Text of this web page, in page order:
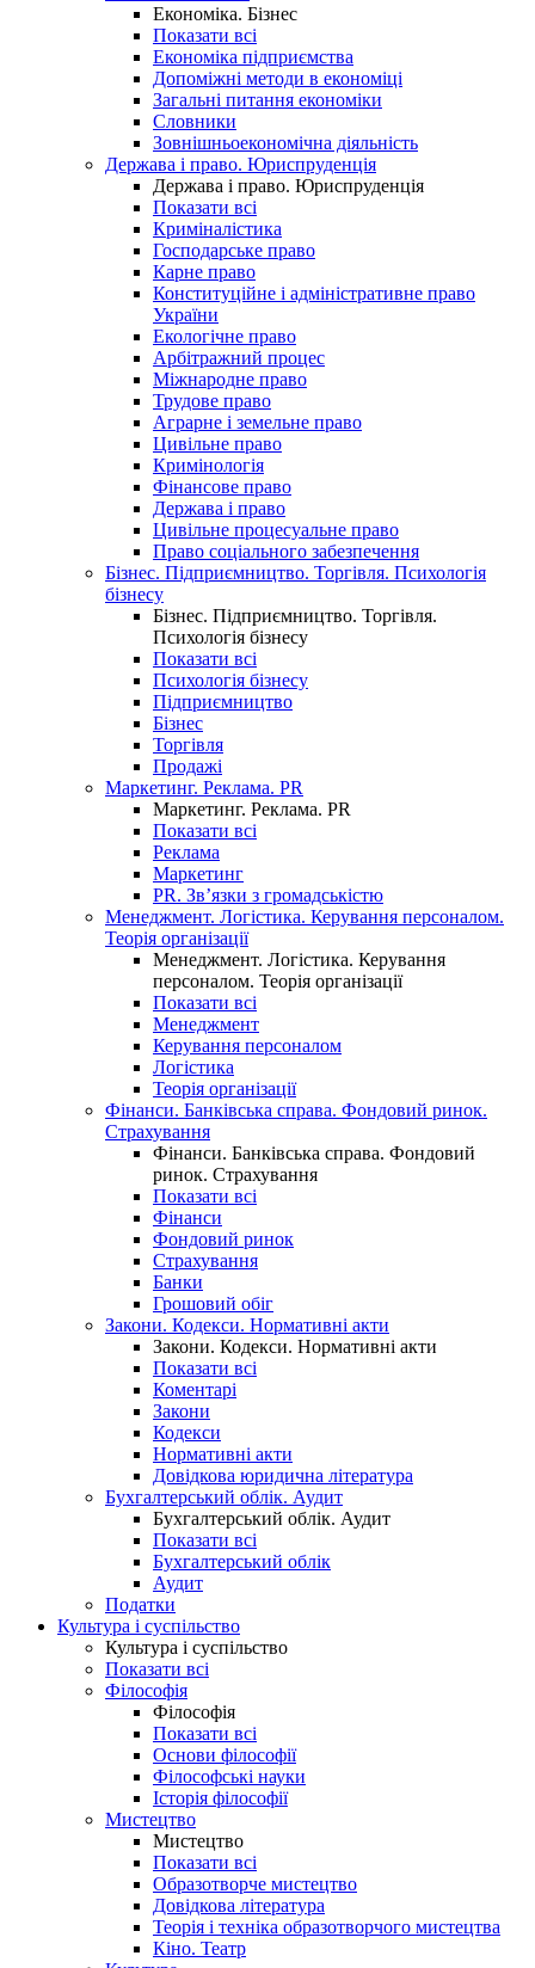
Економіка. Бізнес
Показати всі
Економіка підприємства
Допоміжні методи в економіці
Загальні питання економіки
Словники
Зовнішньоекономічна діяльність
Держава і право. Юриспруденція
Держава і право. Юриспруденція
Показати всі
Криміналістика
Господарське право
Карне право
Конституційне і адміністративне право
України
Екологічне право
Арбітражний процес
Міжнародне право
Трудове право
Аграрне і земельне право
Цивільне право
Кримінологія
Фінансове право
Держава і право
Цивільне процесуальне право
Право соціального забезпечення
Бізнес. Підприємництво. Торгівля. Психологія
бізнесу
Бізнес. Підприємництво. Торгівля.
Психологія бізнесу
Показати всі
Психологія бізнесу
Підприємництво
Бізнес
Торгівля
Продажі
Маркетинг. Реклама. PR
Маркетинг. Реклама. PR
Показати всі
Реклама
Маркетинг
PR. Зв’язки з громадськістю
Менеджмент. Логістика. Керування персоналом.
Теорія організації
Менеджмент. Логістика. Керування
персоналом. Теорія організації
Показати всі
Менеджмент
Керування персоналом
Логістика
Теорія організації
Фінанси. Банківська справа. Фондовий ринок.
Страхування
Фінанси. Банківська справа. Фондовий
ринок. Страхування
Показати всі
Фінанси
Фондовий ринок
Страхування
Банки
Грошовий обіг
Закони. Кодекси. Нормативні акти
Закони. Кодекси. Нормативні акти
Показати всі
Коментарі
Закони
Кодекси
Нормативні акти
Довідкова юридична література
Бухгалтерський облік. Аудит
Бухгалтерський облік. Аудит
Показати всі
Бухгалтерський облік
Аудит
Податки
Культура і суспільство
Культура і суспільство
Показати всі
Філософія
Філософія
Показати всі
Основи філософії
Філософські науки
Історія філософії
Мистецтво
Мистецтво
Показати всі
Образотворче мистецтво
Довідкова література
Теорія і техніка образотворчого мистецтва
Кіно. Театр